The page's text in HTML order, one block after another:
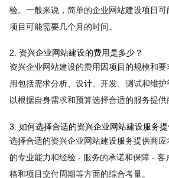
验。一般来说，简单的企业网站建设项目
项目可能需要几个月的时间。
2. 资兴企业网站建设的费用是多少？
资兴企业网站建设的费用因项目的规模和
用包括需求分析、设计、开发、测试和维
以根据自身需求和预算选择合适的服务提供
3. 如何选择合适的资兴企业网站建设服务提
选择合适的资兴企业网站建设服务提供商
的专业能力和经验 - 服务的承诺和保障 - 客
格和项目交付周期等方面的综合考量。